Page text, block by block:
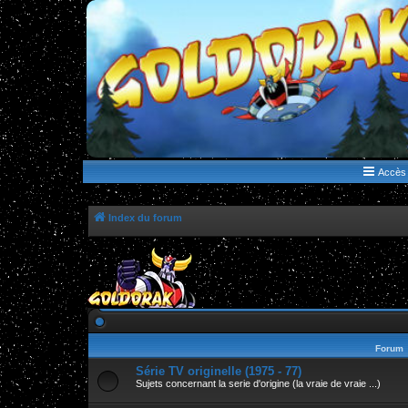
WWW.GOLDORAKGO.COM
le site de la Lune Rouge
Accès
Index du forum
Forum
Série TV originelle (1975 - 77)
Sujets concernant la serie d'origine (la vraie de vraie ...)